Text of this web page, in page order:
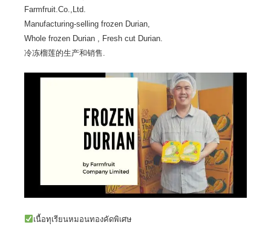
Farmfruit.Co.,Ltd.
Manufacturing-selling frozen Durian,
Whole frozen Durian , Fresh cut Durian.
冷冻榴莲的生产和销售.
เนื้อทุเรียนหมอนทองคัดพิเศษ